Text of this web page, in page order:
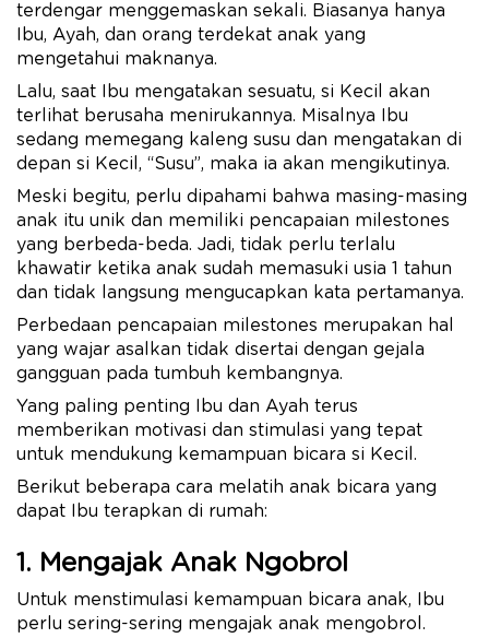
terdengar menggemaskan sekali. Biasanya hanya
Ibu, Ayah, dan orang terdekat anak yang
mengetahui maknanya.
Lalu, saat Ibu mengatakan sesuatu, si Kecil akan
terlihat berusaha menirukannya. Misalnya Ibu
sedang memegang kaleng susu dan mengatakan di
depan si Kecil, “Susu”, maka ia akan mengikutinya.
Meski begitu, perlu dipahami bahwa masing-masing
anak itu unik dan memiliki pencapaian milestones
yang berbeda-beda. Jadi, tidak perlu terlalu
khawatir ketika anak sudah memasuki usia 1 tahun
dan tidak langsung mengucapkan kata pertamanya.
Perbedaan pencapaian milestones merupakan hal
yang wajar asalkan tidak disertai dengan gejala
gangguan pada tumbuh kembangnya.
Yang paling penting Ibu dan Ayah terus
memberikan motivasi dan stimulasi yang tepat
untuk mendukung kemampuan bicara si Kecil.
Berikut beberapa cara melatih anak bicara yang
dapat Ibu terapkan di rumah:
1. Mengajak Anak Ngobrol
Untuk menstimulasi kemampuan bicara anak, Ibu
perlu sering-sering mengajak anak mengobrol.